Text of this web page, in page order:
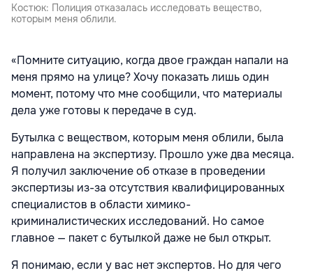
Костюк: Полиция отказалась исследовать вещество,
которым меня облили.
«Помните ситуацию, когда двое граждан напали на
меня прямо на улице? Хочу показать лишь один
момент, потому что мне сообщили, что материалы
дела уже готовы к передаче в суд.
Бутылка с веществом, которым меня облили, была
направлена на экспертизу. Прошло уже два месяца.
Я получил заключение об отказе в проведении
экспертизы из-за отсутствия квалифицированных
специалистов в области химико-
криминалистических исследований. Но самое
главное — пакет с бутылкой даже не был открыт.
Я понимаю, если у вас нет экспертов. Но для чего